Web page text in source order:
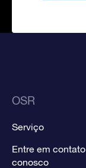
OSR
Serviço
Entre em contato
conosco